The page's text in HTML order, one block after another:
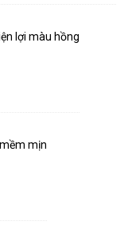
lợi màu hồng
mịn